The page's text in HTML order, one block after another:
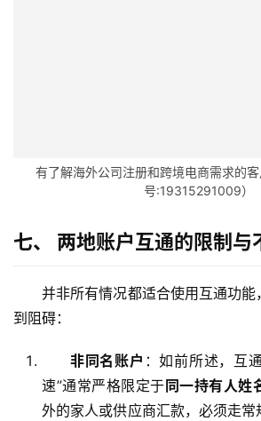
有了解海外公司注册和跨境电商需求的
号:19315291009）
七、 两地账户互通的限制与
并非所有情况都适合使用互通功
到阻碍：
非同名账户 ：如前所述，互
速”通常严格限定于 同一持有人姓
外的家人或供应商汇款，必须走